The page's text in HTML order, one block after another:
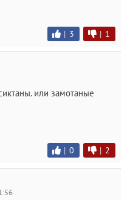
| 3 | 1
или замотаные
| 0 | 2